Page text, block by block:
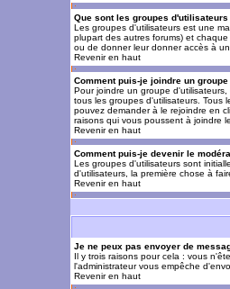
Que sont les groupes d'utilisateurs
Les groupes d'utilisateurs est une
plupart des autres forums) et
ou de donner leur donner accès à un
Revenir en haut
Comment puis-je joindre un
Pour joindre un groupe d'utilisateurs,
tous les groupes d'utilisateurs. Tous
pouvez demander à le rejoindre en
raisons qui vous poussent à joindre
Revenir en haut
Comment puis-je devenir le
Les groupes d'utilisateurs sont
d'utilisateurs, la première chose à
Revenir en haut
Je ne peux pas envoyer de
Il y trois raisons pour cela : vous
l'administrateur vous empêche
Revenir en haut